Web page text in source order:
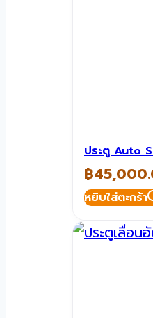
ประตู Auto
฿
หยิบใส่ตะกร้า